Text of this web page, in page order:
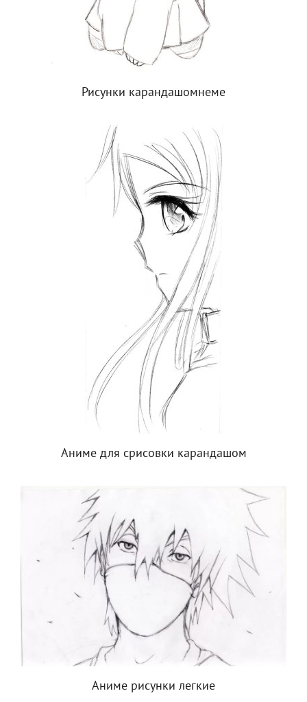
Рисунки карандашомнеме
Аниме для срисовки карандашом
Аниме рисунки легкие